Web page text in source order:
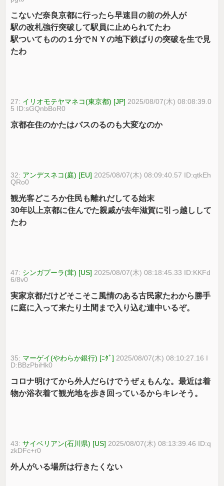
こないだ奈良京都に行ったら早速目の前の外人が
駅の改札強行突破して駅員に止められてたわ
駅ついてものの１分でＮＹの地下鉄ばりの突破を生で見
たわ
27: イリオモテヤマネコ(東京都) [JP] 2025/08/07(木) 08:08:39.0
5 ID:sGQnbBoR0
京都在住のかたはバスのるのも大変なのか
32: アンデスネコ(庭) [EU] 2025/08/07(木) 08:09:40.57 ID:qtkEh
QRo0
観光客どころか住民も離れだしてる始末
30年以上京都に住んでた親戚が去年滋賀に引っ越しして
たわ
47: シンガプーラ(茸) [US] 2025/08/07(木) 08:18:45.33 ID:KKFd
6/8v0
実家京都だけどそこそこ風情のある古民家たわから勝手
に庭に入って来たり土間まで入り込む連中いるぞ。
35: マーゲイ(やわらか銀行) [ﾆﾀﾞ] 2025/08/07(木) 08:10:27.16 I
D:BBzPbiHk0
コロナ明けてから外人だらけでうぜぇもんな。最近は着
物か浴衣着て観光地を歩き回っているからキレそう。
43:サイベリアン(石川県) [US] 2025/08/07(木) 08:13:39.46 ID:q
zkDFc+r0
外人がいる場所は行きたくない